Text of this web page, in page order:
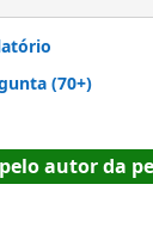
(70+)
autor da